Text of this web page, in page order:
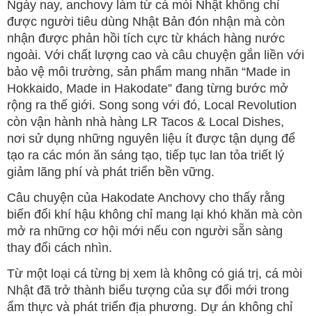
Ngày nay, anchovy làm từ cá mòi Nhật không chỉ
được người tiêu dùng Nhật Bản đón nhận mà còn
nhận được phản hồi tích cực từ khách hàng nước
ngoài. Với chất lượng cao và câu chuyện gắn liền với
bảo vệ môi trường, sản phẩm mang nhãn “Made in
Hokkaido, Made in Hakodate” đang từng bước mở
rộng ra thế giới. Song song với đó, Local Revolution
còn vận hành nhà hàng LR Tacos & Local Dishes,
nơi sử dụng những nguyên liệu ít được tận dụng để
tạo ra các món ăn sáng tạo, tiếp tục lan tỏa triết lý
giảm lãng phí và phát triển bền vững.
Câu chuyện của Hakodate Anchovy cho thấy rằng
biến đổi khí hậu không chỉ mang lại khó khăn mà còn
mở ra những cơ hội mới nếu con người sẵn sàng
thay đổi cách nhìn.
Từ một loại cá từng bị xem là không có giá trị, cá mòi
Nhật đã trở thành biểu tượng của sự đổi mới trong
ẩm thực và phát triển địa phương. Dự án không chỉ